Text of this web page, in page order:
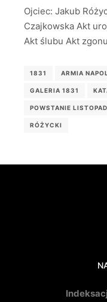
Ojciec: Jakub
Czajkowska Akt
Akt ślubu Akt
1831 ARMIA
GALERIA 1831
POWSTANIE
RÓŻYCKI